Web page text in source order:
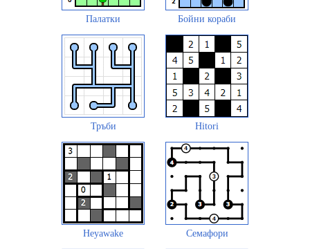
Палатки Бойни кораби
Тръби Hitori
Heyawake Семафори